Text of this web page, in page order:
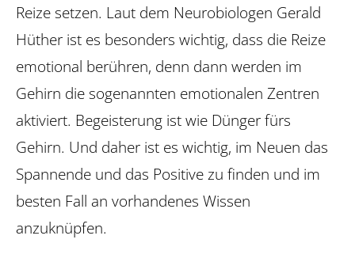
Reize setzen. Laut dem Neurobiologen Gerald
Hüther ist es besonders wichtig, dass die Reize
emotional berühren, denn dann werden im
Gehirn die sogenannten emotionalen Zentren
aktiviert. Begeisterung ist wie Dünger fürs
Gehirn. Und daher ist es wichtig, im Neuen das
Spannende und das Positive zu finden und im
besten Fall an vorhandenes Wissen
anzuknüpfen.